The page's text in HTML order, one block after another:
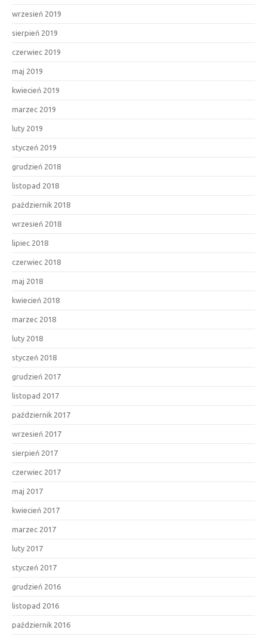
wrzesień 2019
sierpień 2019
czerwiec 2019
maj 2019
kwiecień 2019
marzec 2019
luty 2019
styczeń 2019
grudzień 2018
listopad 2018
październik 2018
wrzesień 2018
lipiec 2018
czerwiec 2018
maj 2018
kwiecień 2018
marzec 2018
luty 2018
styczeń 2018
grudzień 2017
listopad 2017
październik 2017
wrzesień 2017
sierpień 2017
czerwiec 2017
maj 2017
kwiecień 2017
marzec 2017
luty 2017
styczeń 2017
grudzień 2016
listopad 2016
październik 2016